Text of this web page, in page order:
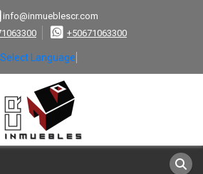
info@inmueblescr.com
+50671063300
Select Language